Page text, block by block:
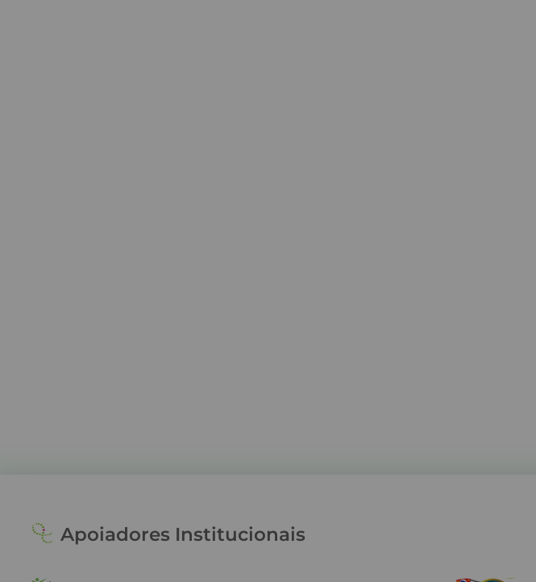
Apoiadores Institucionais